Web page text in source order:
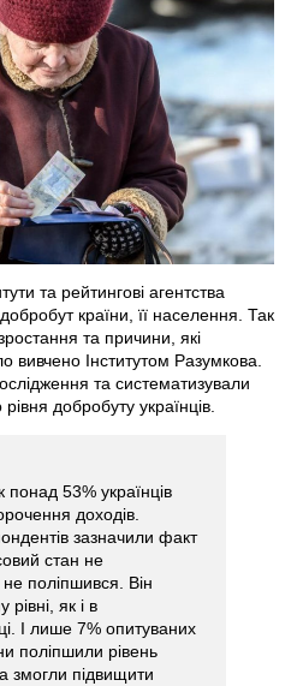
та рейтингові агентства
країни, її населення. Так
та причини, які
вивчено Інститутом Разумкова.
та систематизували
добробуту українців.
понад 53% українців
доходів.
зазначили факт
стан не
поліпшився. Він
як і в
І лише 7% опитуваних
поліпшили рівень
змогли підвищити